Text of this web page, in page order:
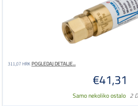
311,07 HRKPOGLEDAJ DETALJE...
€41,31
Samo nekoliko ostalo 2